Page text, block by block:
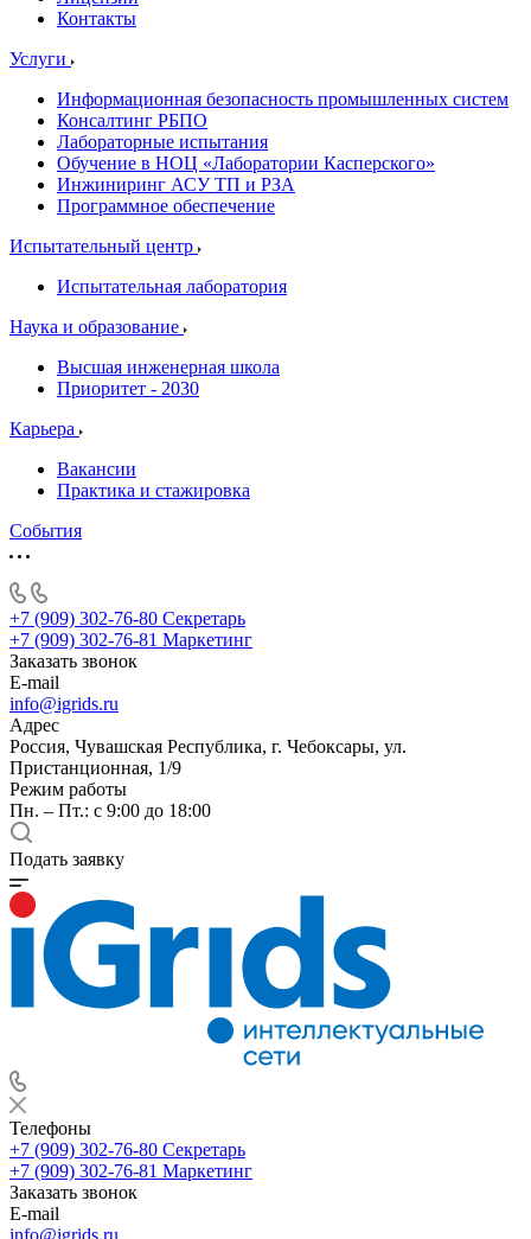
Контакты
Услуги
Информационная безопасность промышленных систем
Консалтинг РБПО
Лабораторные испытания
Обучение в НОЦ «Лаборатории Касперского»
Инжиниринг АСУ ТП и РЗА
Программное обеспечение
Испытательный центр
Испытательная лаборатория
Наука и образование
Высшая инженерная школа
Приоритет - 2030
Карьера
Вакансии
Практика и стажировка
События
+7 (909) 302-76-80 Секретарь
+7 (909) 302-76-81 Маркетинг
Заказать звонок
E-mail
info@igrids.ru
Адрес
Россия, Чувашская Республика, г. Чебоксары, ул.
Пристанционная, 1/9
Режим работы
Пн. – Пт.: с 9:00 до 18:00
Подать заявку
Телефоны
+7 (909) 302-76-80 Секретарь
+7 (909) 302-76-81 Маркетинг
Заказать звонок
E-mail
info@igrids.ru